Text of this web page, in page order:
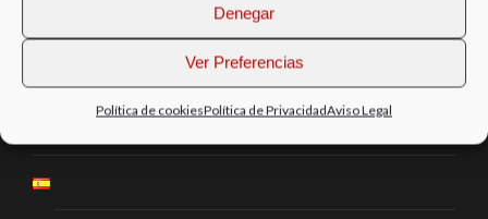
Denegar
Ver Preferencias
Política de cookiesPolítica de PrivacidadAviso Legal